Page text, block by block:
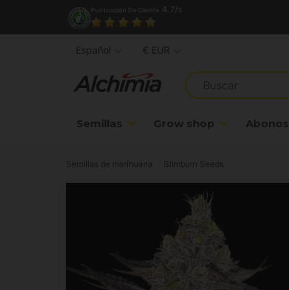
Semillas Grow shop Abonos
Español € EUR
Semillas de marihuana Blimburn Seeds